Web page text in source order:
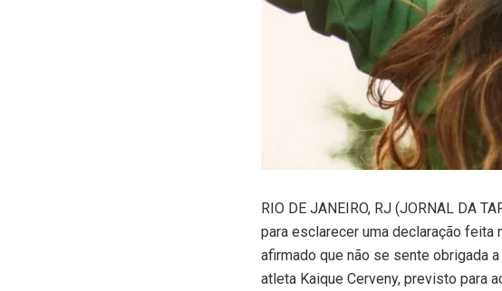
RIO DE JANEIRO, RJ (JORNAL DA
para esclarecer uma declaração feita
afirmado que não se sente obrigada
atleta Kaique Cerveny, previsto para